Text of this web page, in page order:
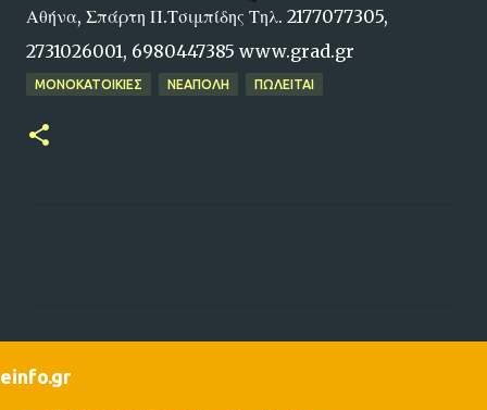
Αθήνα, Σπάρτη Π.Τσιμπίδης Τηλ. 2177077305,
2731026001, 6980447385 www.grad.gr
ΜΟΝΟΚΑΤΟΙΚΙΕΣ ΝΕΑΠΟΛΗ ΠΩΛΕΙΤΑΙ
α
einfo.gr